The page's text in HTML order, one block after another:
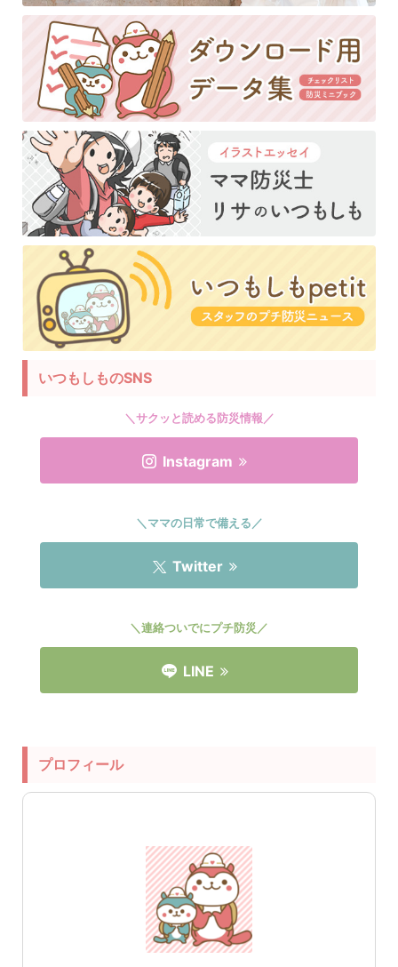
いつもしものSNS
＼サクッと読める防災情報／
Instagram
＼ママの日常で備える／
Twitter
＼連絡ついでにプチ防災／
LINE
プロフィール